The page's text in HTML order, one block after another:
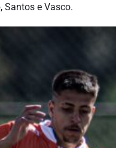
Santos e Vasco.